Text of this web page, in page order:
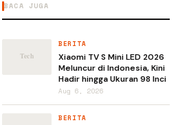
BACA JUGA
BERITA
Xiaomi TV S Mini LED 2026
Meluncur di Indonesia, Kini
Hadir hingga Ukuran 98 Inci
Aug 6, 2026
BERITA